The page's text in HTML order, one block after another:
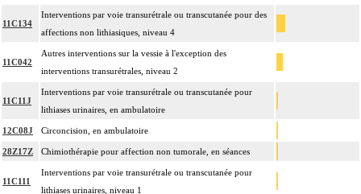
11C134
Interventions par voie transurétrale ou transcutanée pour des
affections non lithiasiques, niveau 4
11C042
Autres interventions sur la vessie à l'exception des
interventions transurétrales, niveau 2
11C11J
Interventions par voie transurétrale ou transcutanée pour
lithiases urinaires, en ambulatoire
12C08J Circoncision, en ambulatoire
28Z17Z Chimiothérapie pour affection non tumorale, en séances
11C111
Interventions par voie transurétrale ou transcutanée pour
lithiases urinaires, niveau 1